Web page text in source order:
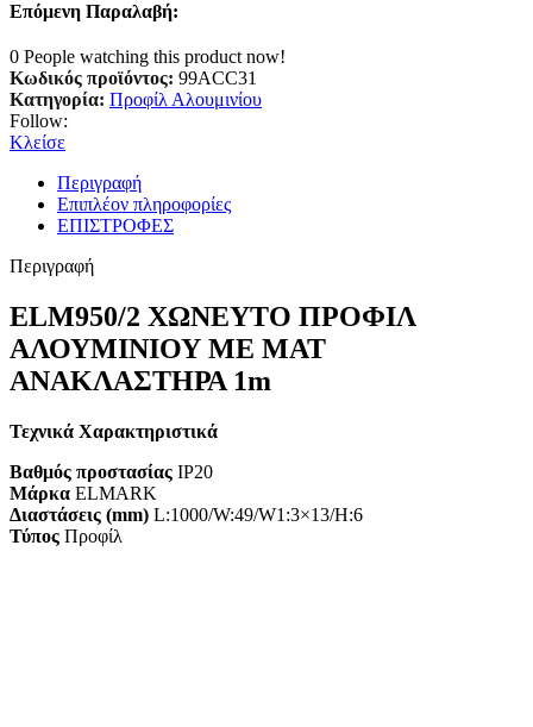
Επόμενη Παραλαβή:
0 People watching this product now!
Κωδικός προϊόντος: 99ACC31
Κατηγορία: Προφίλ Αλουμινίου
Follow:
Κλείσε
Περιγραφή
Επιπλέον πληροφορίες
ΕΠΙΣΤΡΟΦΕΣ
Περιγραφή
ELM950/2 ΧΩΝΕΥΤΟ ΠΡΟΦΙΛ
ΑΛΟΥΜΙΝΙΟΥ ΜΕ ΜΑΤ
ΑΝΑΚΛΑΣΤΗΡΑ 1m
Τεχνικά Χαρακτηριστικά
Βαθμός προστασίας IP20
Μάρκα ELMARK
Διαστάσεις (mm) L:1000/W:49/W1:3×13/H:6
Τύπος Προφίλ